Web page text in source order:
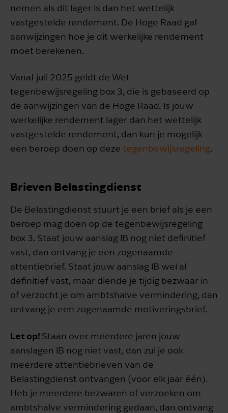
nemen als dit lager is dan het wettelijk
vastgestelde rendement. De Hoge Raad gaf
aanwijzingen hoe je dit werkelijke rendement
moet berekenen.
Vanaf juli 2025 geldt de Wet
tegenbewijsregeling box 3, die is gebaseerd op
de aanwijzingen van de Hoge Raad. Is jouw
werkelijke rendement lager dan het wettelijk
vastgestelde rendement, dan kun je mogelijk
een beroep doen op deze tegenbewijsregeling.
Brieven Belastingdienst
De Belastingdienst stuurt je een brief als je een
beroep mag doen op de tegenbewijsregeling
box 3. Staat jouw aanslag IB nog niet definitief
vast, dan ontvang je een zogenaamde
attentiebrief. Staat jouw aanslag IB wel al
definitief vast, maar diende je tijdig bezwaar in
of verzocht je om ambtshalve vermindering, dan
ontvang je een zogenaamde motiveringsbrief.
Let op! Staan over meerdere jaren jouw
aanslagen IB nog niet vast, dan zul je ook
meerdere attentiebrieven van de
Belastingdienst ontvangen (voor elk jaar één).
Heb je meerdere bezwaren of verzoeken om
ambtshalve vermindering gedaan, dan ontvang